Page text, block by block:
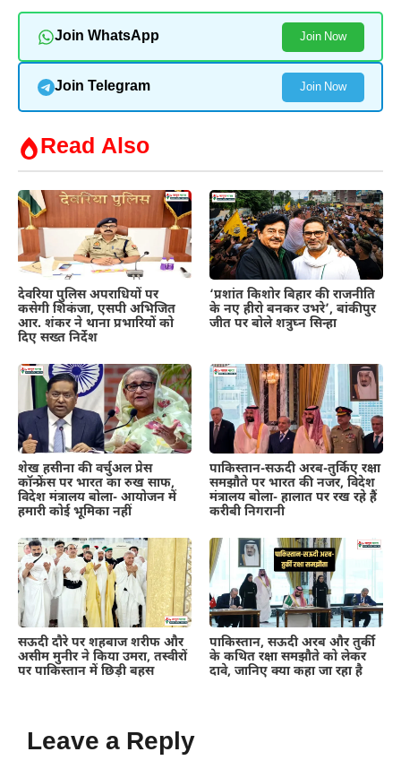
Join WhatsApp Join Now
Join Telegram Join Now
Read Also
देवरिया पुलिस अपराधियों पर
कसेगी शिकंजा, एसपी अभिजित
आर. शंकर ने थाना प्रभारियों को
दिए सख्त निर्देश
‘प्रशांत किशोर बिहार की राजनीति
के नए हीरो बनकर उभरे’, बांकीपुर
जीत पर बोले शत्रुघ्न सिन्हा
शेख हसीना की वर्चुअल प्रेस
कॉन्फ्रेंस पर भारत का रुख साफ,
विदेश मंत्रालय बोला- आयोजन में
हमारी कोई भूमिका नहीं
पाकिस्तान-सऊदी अरब-तुर्किए रक्षा
समझौते पर भारत की नजर, विदेश
मंत्रालय बोला- हालात पर रख रहे हैं
करीबी निगरानी
सऊदी दौरे पर शहबाज शरीफ और
असीम मुनीर ने किया उमरा, तस्वीरों
पर पाकिस्तान में छिड़ी बहस
पाकिस्तान, सऊदी अरब और तुर्की
के कथित रक्षा समझौते को लेकर
दावे, जानिए क्या कहा जा रहा है
Leave a Reply